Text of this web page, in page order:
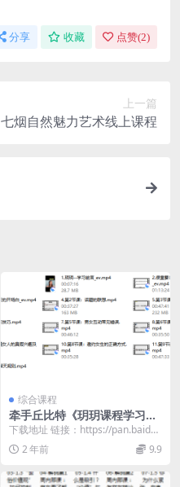
分享 收藏 点赞(2)
上一篇
七烟自然魅力艺术线上课程
综合课程
牵手丘比特《玥玥课程学习专
用》
下载地址 链接：https://pan.baidu.
com/s/11Q6wrOi...
2 年前 9.9